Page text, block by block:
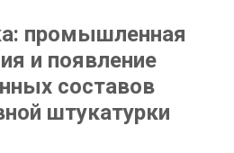
промышленная
и появление
составов
штукатурки